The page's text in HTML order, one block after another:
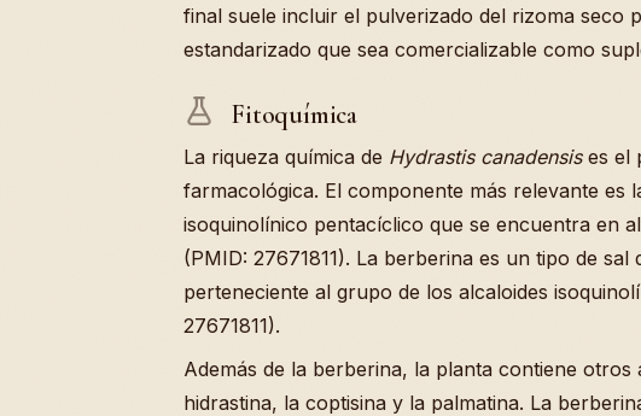
final suele incluir el pulverizado del rizoma seco
estandarizado que sea comercializable como
Fitoquímica
La riqueza química de Hydrastis canadensises el
farmacológica. El componente más relevante es
isoquinolínico pentacíclico que se encuentra en
(PMID: 27671811). La berberina es un tipo de
perteneciente al grupo de los alcaloides
27671811).
Además de la berberina, la planta contiene otros
hidrastina, la coptisina y la palmatina. La